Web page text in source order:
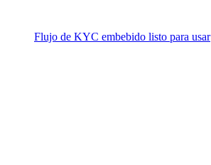
Flujo de KYC embebido listo para usar